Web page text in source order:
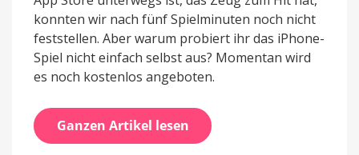
konnten wir nach fünf Spielminuten noch nicht
feststellen. Aber warum probiert ihr das iPhone-
Spiel nicht einfach selbst aus? Momentan wird
es noch kostenlos angeboten.
Ganzen Artikel lesen